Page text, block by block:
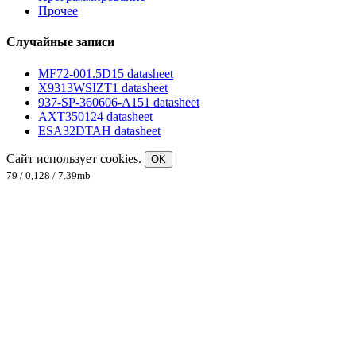
Прочее
Случайные записи
MF72-001.5D15 datasheet
X9313WSIZT1 datasheet
937-SP-360606-A151 datasheet
AXT350124 datasheet
ESA32DTAH datasheet
Сайт использует cookies.
OK
79 / 0,128 / 7.39mb